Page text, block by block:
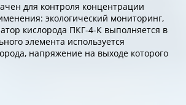
для контроля концентрации
экологический мониторинг,
кислорода ПКГ-4-К выполняется в
элемента используется
напряжение на выходе которого